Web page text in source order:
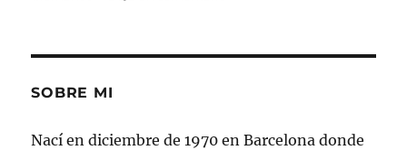
SOBRE MI
Nací en diciembre de 1970 en Barcelona donde